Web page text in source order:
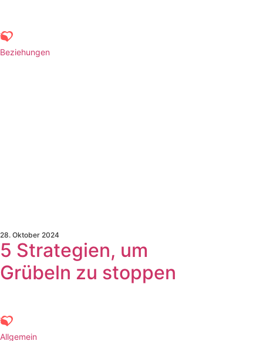
Beziehungen
28. Oktober 2024
5 Strategien, um
Grübeln zu stoppen
Allgemein